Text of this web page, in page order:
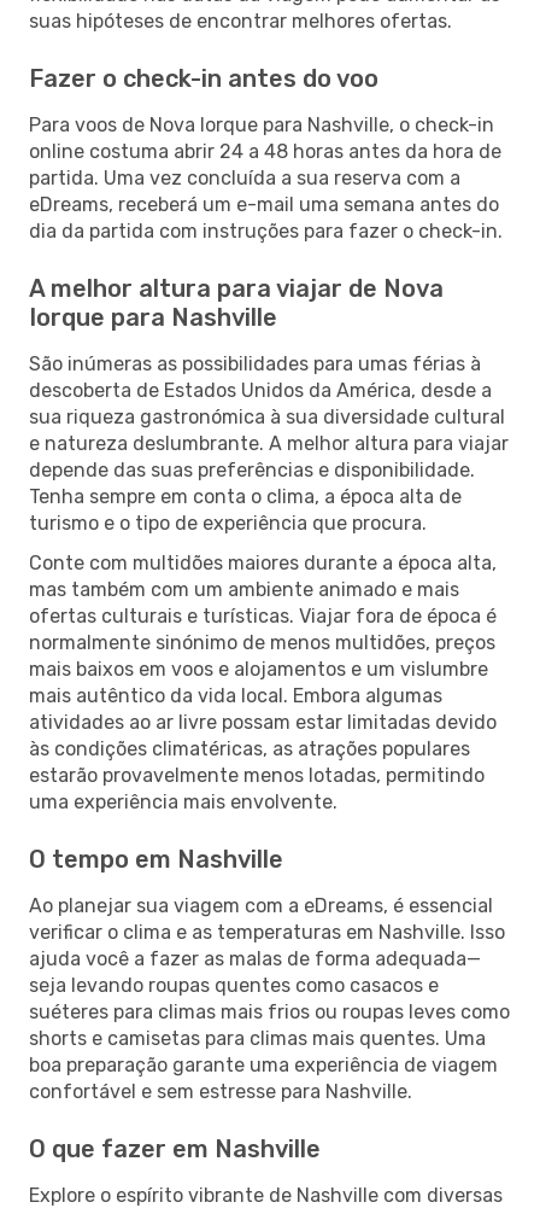
suas hipóteses de encontrar melhores ofertas.
Fazer o check-in antes do voo
Para voos de Nova Iorque para Nashville, o check-in
online costuma abrir 24 a 48 horas antes da hora de
partida. Uma vez concluída a sua reserva com a
eDreams, receberá um e-mail uma semana antes do
dia da partida com instruções para fazer o check-in.
A melhor altura para viajar de Nova
Iorque para Nashville
São inúmeras as possibilidades para umas férias à
descoberta de Estados Unidos da América, desde a
sua riqueza gastronómica à sua diversidade cultural
e natureza deslumbrante. A melhor altura para viajar
depende das suas preferências e disponibilidade.
Tenha sempre em conta o clima, a época alta de
turismo e o tipo de experiência que procura.
Conte com multidões maiores durante a época alta,
mas também com um ambiente animado e mais
ofertas culturais e turísticas. Viajar fora de época é
normalmente sinónimo de menos multidões, preços
mais baixos em voos e alojamentos e um vislumbre
mais autêntico da vida local. Embora algumas
atividades ao ar livre possam estar limitadas devido
às condições climatéricas, as atrações populares
estarão provavelmente menos lotadas, permitindo
uma experiência mais envolvente.
O tempo em Nashville
Ao planejar sua viagem com a eDreams, é essencial
verificar o clima e as temperaturas em Nashville. Isso
ajuda você a fazer as malas de forma adequada—
seja levando roupas quentes como casacos e
suéteres para climas mais frios ou roupas leves como
shorts e camisetas para climas mais quentes. Uma
boa preparação garante uma experiência de viagem
confortável e sem estresse para Nashville.
O que fazer em Nashville
Explore o espírito vibrante de Nashville com diversas